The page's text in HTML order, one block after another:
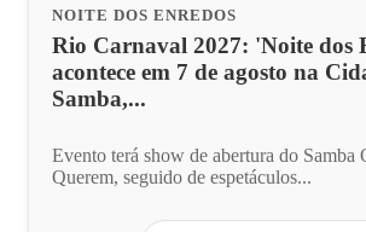
NOITE DOS ENREDOS
Rio Carnaval 2027: 'Noite dos
acontece em 7 de agosto na
Samba,...
Evento terá show de abertura do Samba
Querem, seguido de espetáculos...